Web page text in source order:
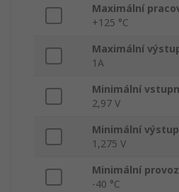
Maximální
+125 °C
Maximální
1A
Minimální
2,97 V
Minimální
1,275 V
Minimální
-40 °C